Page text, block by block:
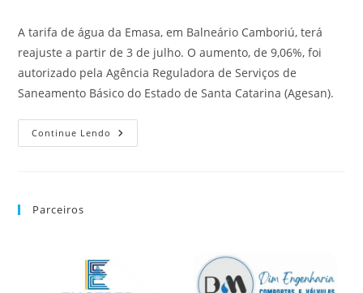
A tarifa de água da Emasa, em Balneário Camboriú, terá
reajuste a partir de 3 de julho. O aumento, de 9,06%, foi
autorizado pela Agência Reguladora de Serviços de
Saneamento Básico do Estado de Santa Catarina (Agesan).
Continue Lendo
Parceiros